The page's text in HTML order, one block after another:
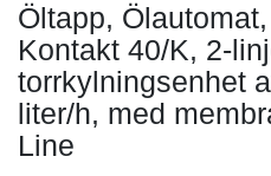
Öltapp,
Kontakt 40/K, 2-
torrkylningsenhet
liter/h, med
Line